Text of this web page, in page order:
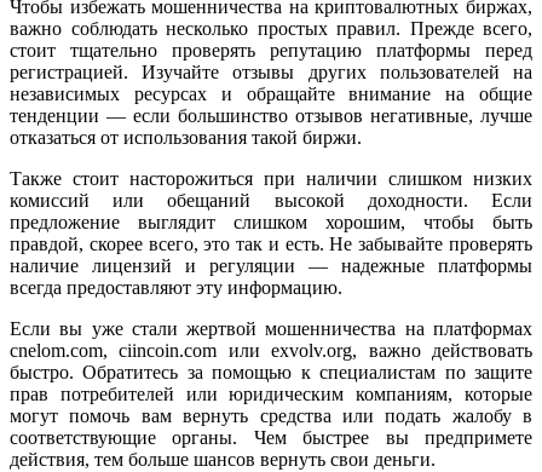
Чтобы избежать мошенничества на криптовалютных биржах,
важно соблюдать несколько простых правил. Прежде всего,
стоит тщательно проверять репутацию платформы перед
регистрацией. Изучайте отзывы других пользователей на
независимых ресурсах и обращайте внимание на общие
тенденции — если большинство отзывов негативные, лучше
отказаться от использования такой биржи.
Также стоит насторожиться при наличии слишком низких
комиссий или обещаний высокой доходности. Если
предложение выглядит слишком хорошим, чтобы быть
правдой, скорее всего, это так и есть. Не забывайте проверять
наличие лицензий и регуляции — надежные платформы
всегда предоставляют эту информацию.
Если вы уже стали жертвой мошенничества на платформах
cnelom.com, ciincoin.com или exvolv.org, важно действовать
быстро. Обратитесь за помощью к специалистам по защите
прав потребителей или юридическим компаниям, которые
могут помочь вам вернуть средства или подать жалобу в
соответствующие органы. Чем быстрее вы предпримете
действия, тем больше шансов вернуть свои деньги.